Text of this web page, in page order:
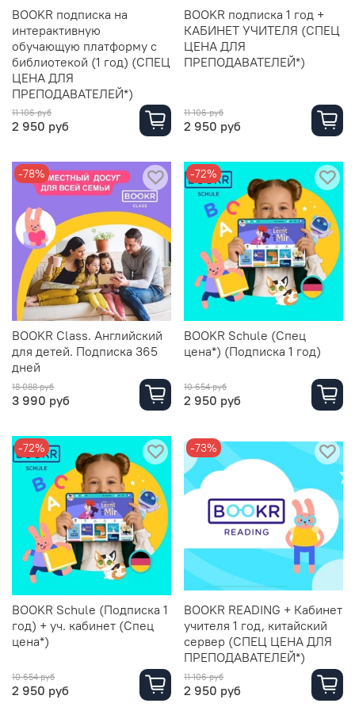
BOOKR подписка на
интерактивную
обучающую платформу с
библиотекой (1 год) (СПЕЦ
ЦЕНА ДЛЯ
ПРЕПОДАВАТЕЛЕЙ*)
11 106 руб
2 950 руб
BOOKR подписка 1 год +
КАБИНЕТ УЧИТЕЛЯ (СПЕЦ
ЦЕНА ДЛЯ
ПРЕПОДАВАТЕЛЕЙ*)
11 106 руб
2 950 руб
-78%
BOOKR Class. Английский
для детей. Подписка 365
дней
18 088 руб
3 990 руб
-72%
BOOKR Schule (Спец
цена*) (Подписка 1 год)
10 654 руб
2 950 руб
-72%
BOOKR Schule (Подписка 1
год) + уч. кабинет (Спец
цена*)
10 654 руб
2 950 руб
-73%
BOOKR READING + Кабинет
учителя 1 год, китайский
сервер (СПЕЦ ЦЕНА ДЛЯ
ПРЕПОДАВАТЕЛЕЙ*)
11 106 руб
2 950 руб